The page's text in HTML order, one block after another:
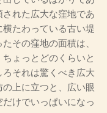
れた広大な窪地であ
たわっている古い堤
その窪地の面積は、
ょっとどのくらいと
それは驚くべき広大
上に立つと、広い眼
けでいっぱいになっ